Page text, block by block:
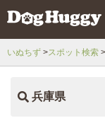
いぬちず スポット検索
兵庫県